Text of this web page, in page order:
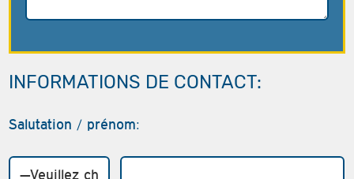
INFORMATIONS DE CONTACT:
Salutation / prénom: